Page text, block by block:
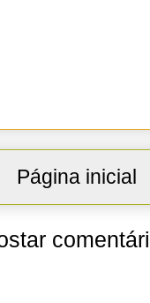
Página inicial